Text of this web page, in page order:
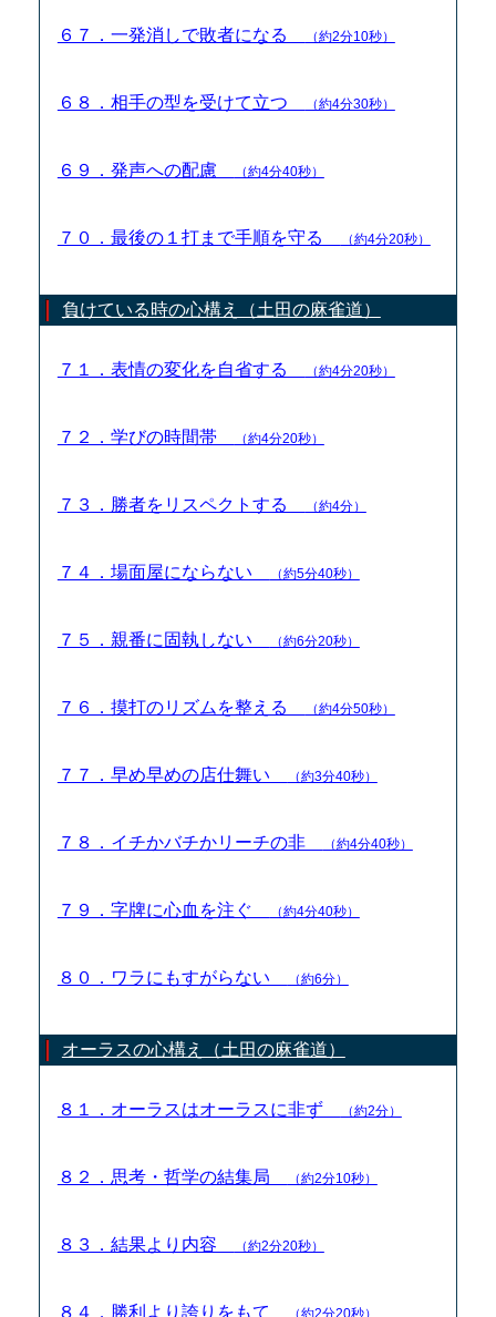
６７．一発消しで敗者になる （約2分10秒）
６８．相手の型を受けて立つ （約4分30秒）
６９．発声への配慮 （約4分40秒）
７０．最後の１打まで手順を守る （約4分20秒）
負けている時の心構え（土田の麻雀道）
７１．表情の変化を自省する （約4分20秒）
７２．学びの時間帯 （約4分20秒）
７３．勝者をリスペクトする （約4分）
７４．場面屋にならない （約5分40秒）
７５．親番に固執しない （約6分20秒）
７６．摸打のリズムを整える （約4分50秒）
７７．早め早めの店仕舞い （約3分40秒）
７８．イチかバチかリーチの非 （約4分40秒）
７９．字牌に心血を注ぐ （約4分40秒）
８０．ワラにもすがらない （約6分）
オーラスの心構え（土田の麻雀道）
８１．オーラスはオーラスに非ず （約2分）
８２．思考・哲学の結集局 （約2分10秒）
８３．結果より内容 （約2分20秒）
８４．勝利より誇りをもて （約2分20秒）